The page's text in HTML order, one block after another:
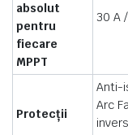
absolut
pentru
fiecare
MPPT
30 A
Protecții
Anti-
Arc